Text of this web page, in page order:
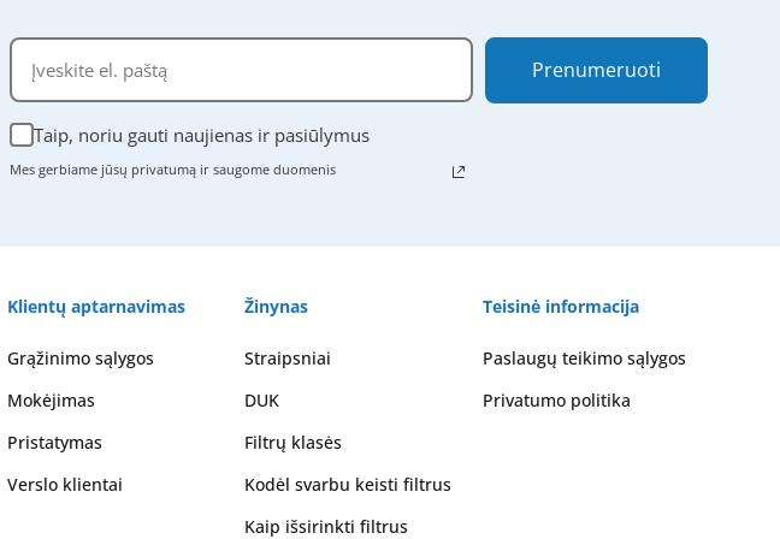
Taip, noriu gauti naujienas ir pasiūlymus
Mes gerbiame jūsų privatumą ir saugome duomenis
Prenumeruoti
Klientų aptarnavimas
Grąžinimo sąlygos
Mokėjimas
Pristatymas
Verslo klientai
Žinynas
Straipsniai
DUK
Filtrų klasės
Kodėl svarbu keisti filtrus
Kaip išsirinkti filtrus
Teisinė informacija
Paslaugų teikimo sąlygos
Privatumo politika